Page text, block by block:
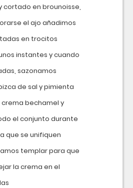
cortado en brounoisse,
el ajo añadimos
en trocitos
instantes y cuando
sazonamos
de sal y pimienta
bechamel y
el conjunto durante
que se unifiquen
templar para que
la crema en el